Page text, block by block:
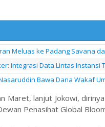
Meluas ke Padang Savana
Integrasi Data Lintas
Bawa Dana Wakaf
Maret, lanjut Jokowi,
Penasihat Global